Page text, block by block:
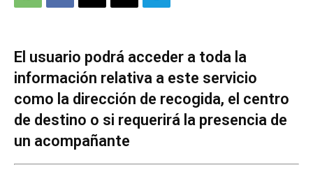
El usuario podrá acceder a toda la
información relativa a este servicio
como la dirección de recogida, el centro
de destino o si requerirá la presencia de
un acompañante